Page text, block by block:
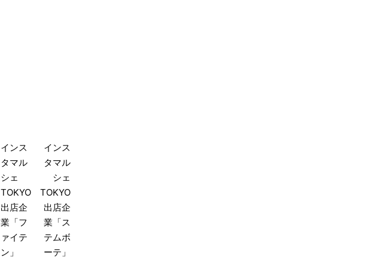
稿
ナ
ビ
ゲ
ー
シ
インス
タマル
シェ
TOKYO
出店企
業「フ
ァイテ
ン」
インス
タマル
シェ
TOKYO
出店企
業「ス
テムボ
ーテ」